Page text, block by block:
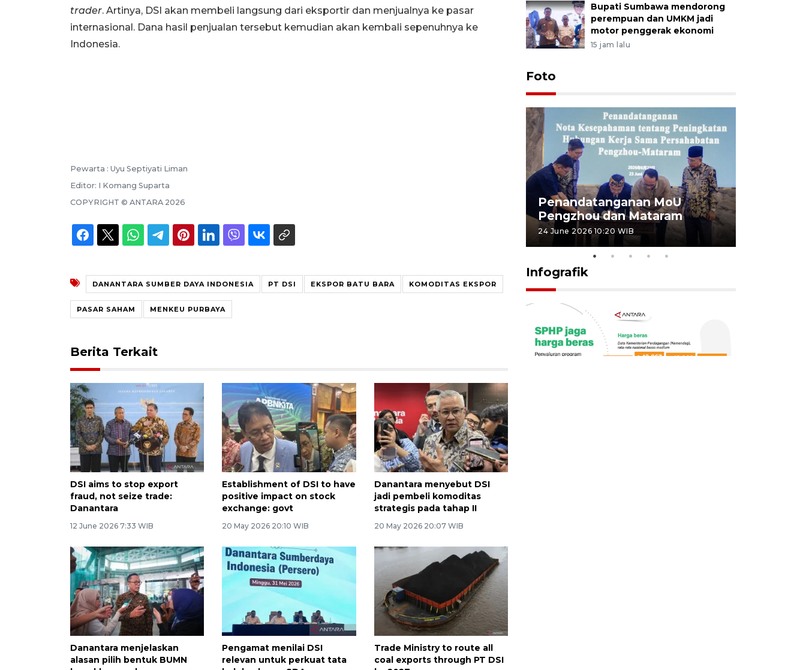
trader. Artinya, DSI akan membeli langsung dari eksportir dan menjualnya ke pasar
internasional. Dana hasil penjualan tersebut kemudian akan kembali sepenuhnya ke
Indonesia.
Pewarta : Uyu Septiyati Liman
Editor: I Komang Suparta
COPYRIGHT © ANTARA 2026
DANANTARA SUMBER DAYA INDONESIA PT DSI EKSPOR BATU BARA KOMODITAS EKSPOR
PASAR SAHAM MENKEU PURBAYA
Berita Terkait
DSI aims to stop export
fraud, not seize trade:
Danantara
12 June 2026 7:33 WIB
Establishment of DSI to have
positive impact on stock
exchange: govt
20 May 2026 20:10 WIB
Danantara menyebut DSI
jadi pembeli komoditas
strategis pada tahap II
20 May 2026 20:07 WIB
Danantara menjelaskan
alasan pilih bentuk BUMN
Pengamat menilai DSI
relevan untuk perkuat tata
Trade Ministry to route all
coal exports through PT DSI
Bupati Sumbawa mendorong
perempuan dan UMKM jadi
motor penggerak ekonomi
15 jam lalu
Foto
Penandatanganan MoU
Pengzhou dan Mataram
24 June 2026 10:20 WIB
Infografik
Awas penipuan berbasis AI